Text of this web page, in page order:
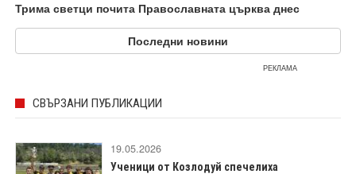
Трима светци почита Православната църква днес
Последни новини
РЕКЛАМА
СВЪРЗАНИ ПУБЛИКАЦИИ
19.05.2026
Ученици от Козлодуй спечелиха